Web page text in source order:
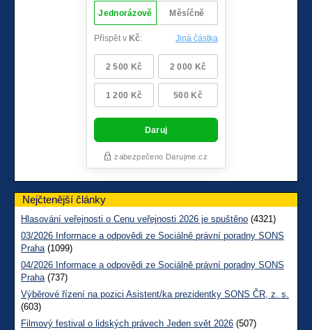
Nejčtenější články
Hlasování veřejnosti o Cenu veřejnosti 2026 je spuštěno (4321)
03/2026 Informace a odpovědi ze Sociálně právní poradny SONS
Praha(1099)
04/2026 Informace a odpovědi ze Sociálně právní poradny SONS
Praha(737)
Výběrové řízení na pozici Asistent/ka prezidentky SONS ČR, z. s.
(603)
Filmový festival o lidských právech Jeden svět 2026 (507)